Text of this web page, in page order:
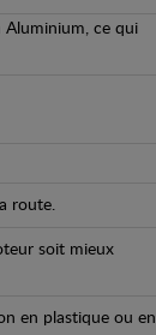
Aluminium, ce qui
route.
soit mieux
en plastique ou en